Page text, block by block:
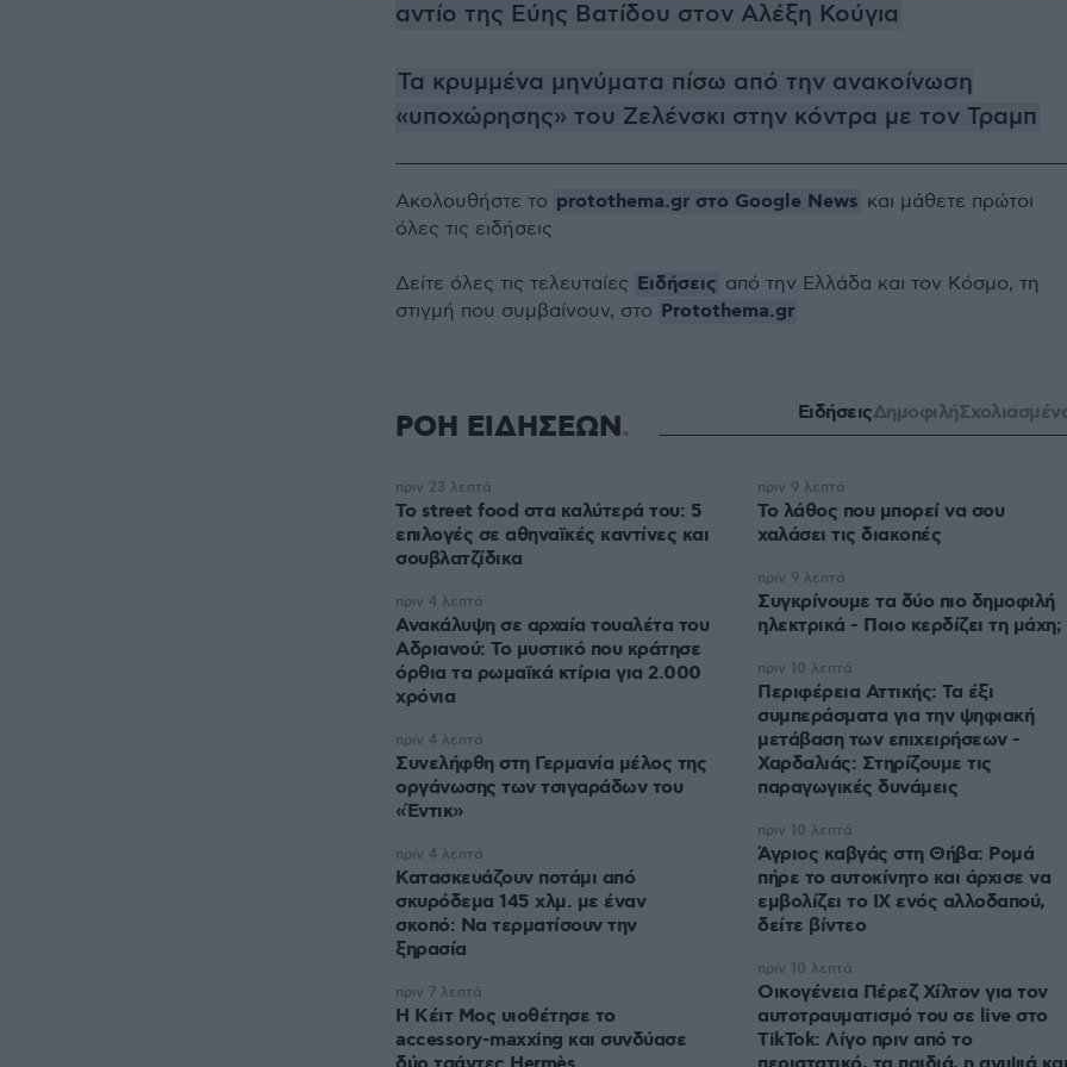
αντίο της Εύης Βατίδου στον Αλέξη Κούγια
Τα κρυμμένα μηνύματα πίσω από την ανακοίνωση
«υποχώρησης» του Ζελένσκι στην κόντρα με τον Τραμπ
Ακολουθήστε το protothema.gr στο Google News και μάθετε πρώτοι
όλες τις ειδήσεις
Δείτε όλες τις τελευταίες Ειδήσεις από την Ελλάδα και τον Κόσμο, τη
στιγμή που συμβαίνουν, στο Protothema.gr
ΡΟΗ ΕΙΔΗΣΕΩΝ ΕιδήσειςΔημοφιλή
Το street food στα καλύτερά του: 5
επιλογές σε αθηναϊκές καντίνες και
σουβλατζίδικα
πριν 23 λεπτά
Ανακάλυψη σε αρχαία τουαλέτα του
Αδριανού: Το μυστικό που κράτησε
όρθια τα ρωμαϊκά κτίρια για 2.000
χρόνια
πριν 4 λεπτά
Συνελήφθη στη Γερμανία μέλος της
οργάνωσης των τσιγαράδων του
«Έντικ»
πριν 4 λεπτά
Κατασκευάζουν ποτάμι από
σκυρόδεμα 145 χλμ. με έναν
σκοπό: Να τερματίσουν την
ξηρασία
πριν 4 λεπτά
Η Κέιτ Μος υιοθέτησε τo
accessory-maxxing και συνδύασε
πριν 7 λεπτά
Το λάθος που μπορεί να σου
χαλάσει τις διακοπές
πριν 9 λεπτά
Συγκρίνουμε τα δύο πιο δημοφιλή
ηλεκτρικά - Ποιο κερδίζει τη μάχη;
πριν 9 λεπτά
Περιφέρεια Αττικής: Τα έξι
συμπεράσματα για την ψηφιακή
μετάβαση των επιχειρήσεων -
Χαρδαλιάς: Στηρίζουμε τις
παραγωγικές δυνάμεις
πριν 10 λεπτά
Άγριος καβγάς στη Θήβα: Ρομά
πήρε το αυτοκίνητο και άρχισε να
εμβολίζει το ΙΧ ενός αλλοδαπού,
δείτε βίντεο
πριν 10 λεπτά
Οικογένεια Πέρεζ Χίλτον για τον
αυτοτραυματισμό του σε live στο
TikTok: Λίγο πριν από το
πριν 10 λεπτά